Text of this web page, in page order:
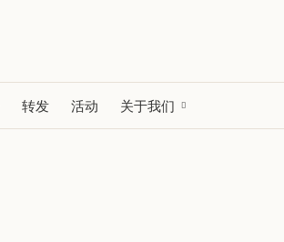
转发 活动 关于我们